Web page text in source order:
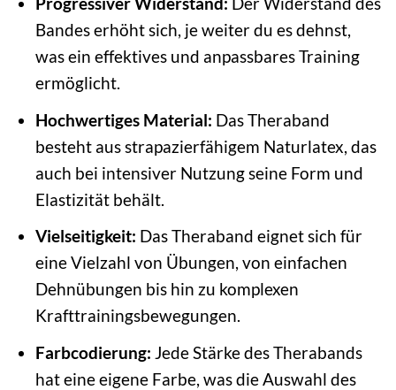
Bandes erhöht sich, je weiter du es dehnst,
was ein effektives und anpassbares Training
ermöglicht.
Hochwertiges Material: Das Theraband
besteht aus strapazierfähigem Naturlatex, das
auch bei intensiver Nutzung seine Form und
Elastizität behält.
Vielseitigkeit: Das Theraband eignet sich für
eine Vielzahl von Übungen, von einfachen
Dehnübungen bis hin zu komplexen
Krafttrainingsbewegungen.
Farbcodierung: Jede Stärke des Therabands
hat eine eigene Farbe, was die Auswahl des